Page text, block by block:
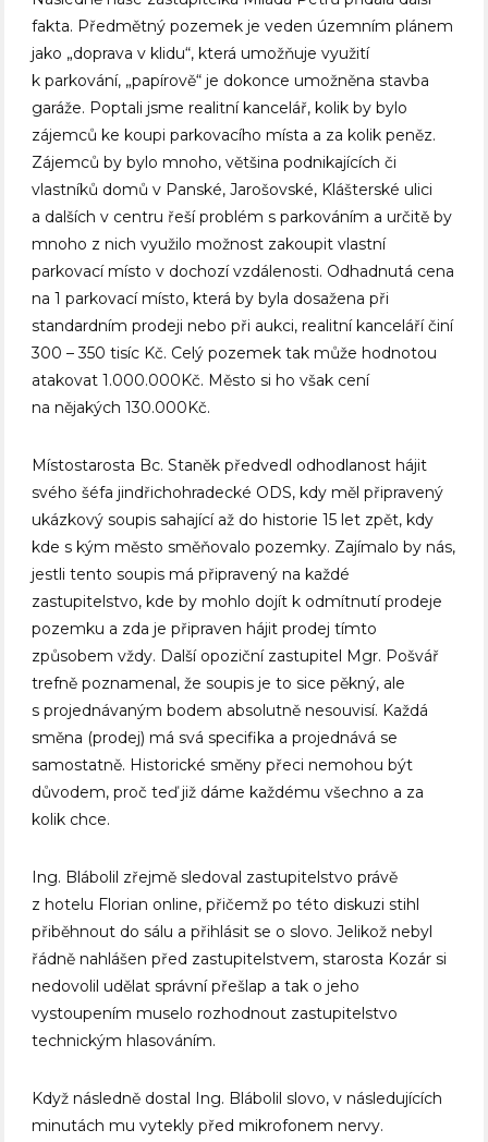
fakta. Předmětný pozemek je veden územním plánem
jako „doprava v klidu“, která umožňuje využití
k parkování, „papírově“ je dokonce umožněna stavba
garáže. Poptali jsme realitní kancelář, kolik by bylo
zájemců ke koupi parkovacího místa a za kolik peněz.
Zájemců by bylo mnoho, většina podnikajících či
vlastníků domů v Panské, Jarošovské, Klášterské ulici
a dalších v centru řeší problém s parkováním a určitě by
mnoho z nich využilo možnost zakoupit vlastní
parkovací místo v dochozí vzdálenosti. Odhadnutá cena
na 1 parkovací místo, která by byla dosažena při
standardním prodeji nebo při aukci, realitní kanceláří činí
300 – 350 tisíc Kč. Celý pozemek tak může hodnotou
atakovat 1.000.000Kč. Město si ho však cení
na nějakých 130.000Kč.
Místostarosta Bc. Staněk předvedl odhodlanost hájit
svého šéfa jindřichohradecké ODS, kdy měl připravený
ukázkový soupis sahající až do historie 15 let zpět, kdy
kde s kým město směňovalo pozemky. Zajímalo by nás,
jestli tento soupis má připravený na každé
zastupitelstvo, kde by mohlo dojít k odmítnutí prodeje
pozemku a zda je připraven hájit prodej tímto
způsobem vždy. Další opoziční zastupitel Mgr. Pošvář
trefně poznamenal, že soupis je to sice pěkný, ale
s projednávaným bodem absolutně nesouvisí. Každá
směna (prodej) má svá specifika a projednává se
samostatně. Historické směny přeci nemohou být
důvodem, proč teď již dáme každému všechno a za
kolik chce.
Ing. Blábolil zřejmě sledoval zastupitelstvo právě
z hotelu Florian online, přičemž po této diskuzi stihl
přiběhnout do sálu a přihlásit se o slovo. Jelikož nebyl
řádně nahlášen před zastupitelstvem, starosta Kozár si
nedovolil udělat správní přešlap a tak o jeho
vystoupením muselo rozhodnout zastupitelstvo
technickým hlasováním.
Když následně dostal Ing. Blábolil slovo, v následujících
minutách mu vytekly před mikrofonem nervy.